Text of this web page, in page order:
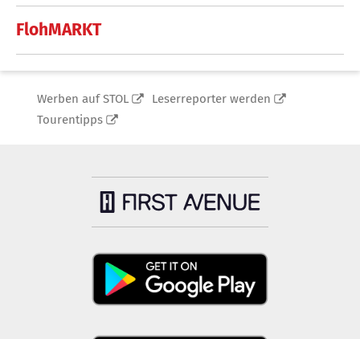
FlohMARKT
Werben auf STOL
Leserreporter werden
Tourentipps